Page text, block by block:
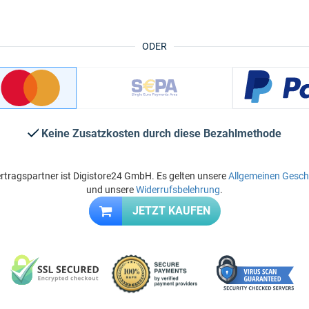
ODER
Keine Zusatzkosten durch diese Bezahlmethode
ist Digistore24 GmbH. Es gelten unsereAllgemeinen
und unsereWiderrufsbelehrung.
JETZT KAUFEN